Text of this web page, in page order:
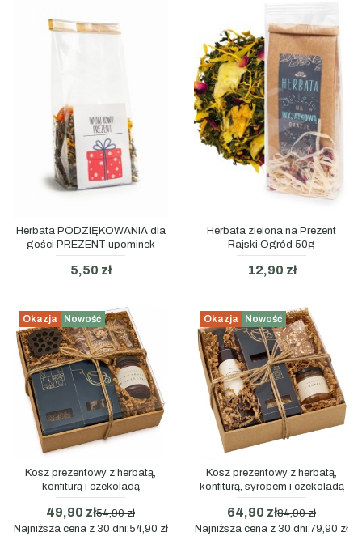
Herbata PODZIĘKOWANIA dla
gości PREZENT upominek
5,50 zł
Herbata zielona na Prezent
Rajski Ogród 50g
12,90 zł
Okazja Nowość
Kosz prezentowy z herbatą,
konfiturą i czekoladą
49,90 zł54,90 zł
Najniższa cena z 30 dni:54,90 zł
Okazja Nowość
Kosz prezentowy z herbatą,
konfiturą, syropem i czekoladą
64,90 zł84,90 zł
Najniższa cena z 30 dni:79,90 zł